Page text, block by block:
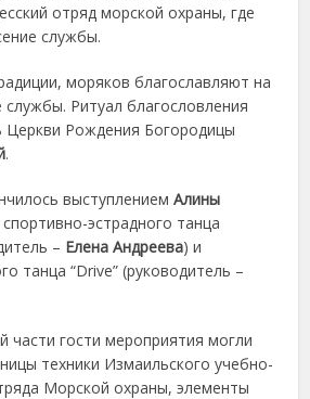
отряд морской охраны, где
службы.
моряков благославляют на
службы. Ритуал благословления
Церкви Рождения Богородицы
.
выступлениемАлины
эстрадного танца
– Елена Андреева) и
танца “Drive” (руководитель –
части гости мероприятия могли
техники Измаильского учебно-
Морской охраны, элементы